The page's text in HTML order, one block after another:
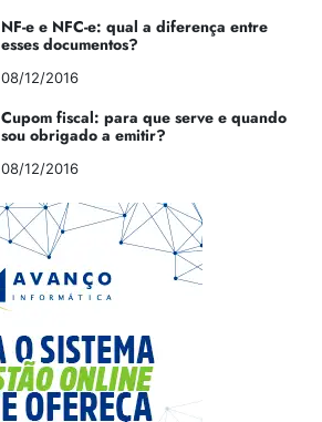
NF-e e NFC-e: qual a diferença entre
esses documentos?
08/12/2016
Cupom fiscal: para que serve e quando
sou obrigado a emitir?
08/12/2016